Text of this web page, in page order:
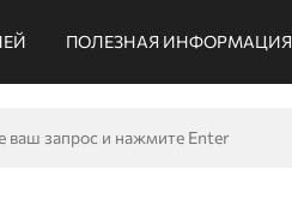
ПОЛЕЗНАЯ ИНФОРМАЦИЯ